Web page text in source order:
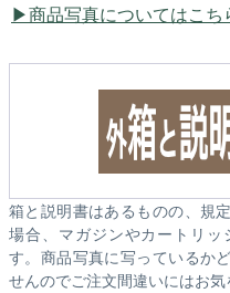
商品写真についてはこち
箱と説明書はあるものの、規
場合、マガジンやカートリ
す。商品写真に写っているか
せんのでご注文間違いにはお気